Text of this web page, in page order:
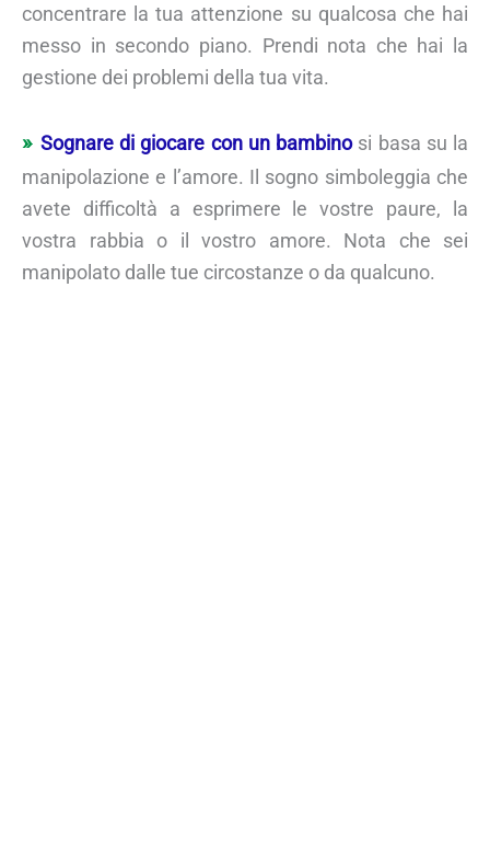
concentrare la tua attenzione su qualcosa che hai
messo in secondo piano. Prendi nota che hai la
gestione dei problemi della tua vita.
Sognare di giocare con un bambinosi basa su la
manipolazione e l’amore. Il sogno simboleggia che
avete difficoltà a esprimere le vostre paure, la
vostra rabbia o il vostro amore. Nota che sei
manipolato dalle tue circostanze o da qualcuno.